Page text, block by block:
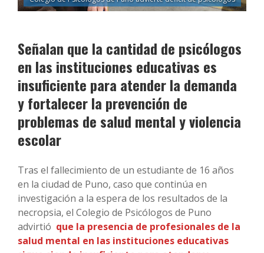
Señalan que la cantidad de psicólogos
en las instituciones educativas es
insuficiente para atender la demanda
y fortalecer la prevención de
problemas de salud mental y violencia
escolar
Tras el fallecimiento de un estudiante de 16 años
en la ciudad de Puno, caso que continúa en
investigación a la espera de los resultados de la
necropsia, el Colegio de Psicólogos de Puno
advirtió que la presencia de profesionales de la
salud mental en las instituciones educativas